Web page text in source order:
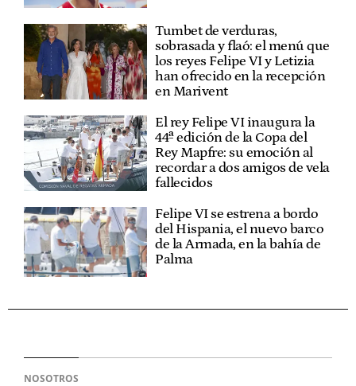
Tumbet de verduras,
sobrasada y flaó: el menú que
los reyes Felipe VI y Letizia
han ofrecido en la recepción
en Marivent
El rey Felipe VI inaugura la
44ª edición de la Copa del
Rey Mapfre: su emoción al
recordar a dos amigos de vela
fallecidos
Felipe VI se estrena a bordo
del Hispania, el nuevo barco
de la Armada, en la bahía de
Palma
NOSOTROS